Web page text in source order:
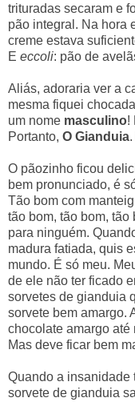
trituradas secaram e
pão integral. Na hora
creme estava
E eccoli: pão de
Aliás, adoraria ver a
mesma fiquei
um nome masculino!
Portanto, O Gianduia
O pãozinho ficou
bem pronunciado, é
Tão bom com
tão bom, tão bom,
para ninguém.
madura fatiada, quis
mundo. É só meu.
de ele não ter ficado
sorvetes de gianduia
sorvete bem amargo.
chocolate amargo até
Mas deve ficar bem
Quando a insanidade
sorvete de gianduia